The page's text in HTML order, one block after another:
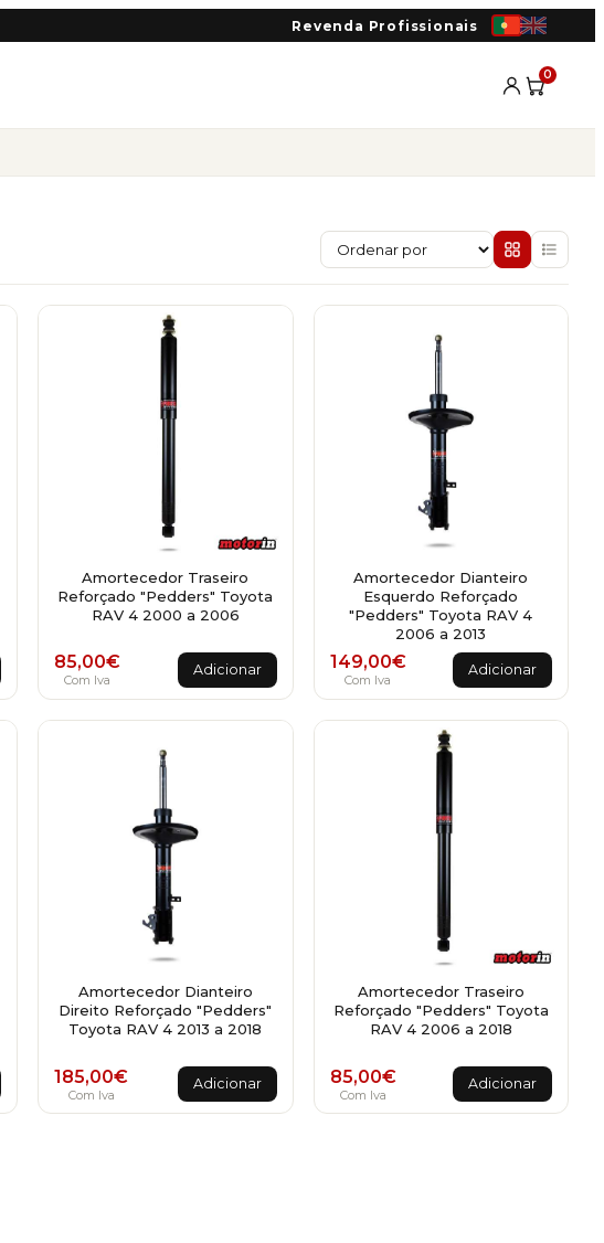
Revenda Profissionais
0
Amortecedor Traseiro
Reforçado "Pedders" Toyota
RAV 4 2000 a 2006
85,00€
Com Iva
Adicionar
Amortecedor Dianteiro
Esquerdo Reforçado
"Pedders" Toyota RAV 4
2006 a 2013
149,00€
Com Iva
Adicionar
Amortecedor Dianteiro
Direito Reforçado "Pedders"
Toyota RAV 4 2013 a 2018
185,00€
Com Iva
Adicionar
Amortecedor Traseiro
Reforçado "Pedders" Toyota
RAV 4 2006 a 2018
85,00€
Com Iva
Adicionar